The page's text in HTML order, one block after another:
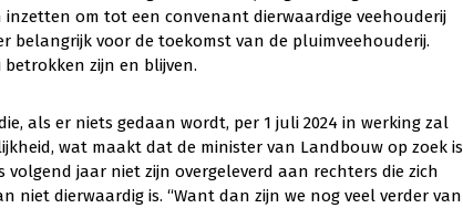
inzetten om tot een convenant dierwaardige veehouderij
belangrijk voor de toekomst van de pluimveehouderij.
betrokken zijn en blijven.
als er niets gedaan wordt, per 1 juli 2024 in werking zal
wat maakt dat de minister van Landbouw op zoek is
jaar niet zijn overgeleverd aan rechters die zich
dierwaardig is. “Want dan zijn we nog veel verder van